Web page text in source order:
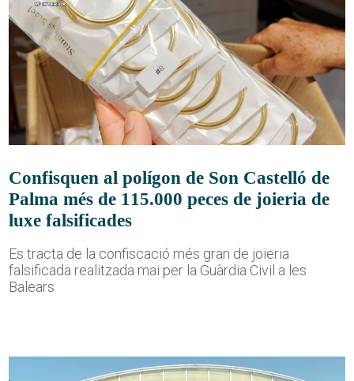
Confisquen al polígon de Son Castelló de
Palma més de 115.000 peces de joieria de
luxe falsificades
Es tracta de la confiscació més gran de joieria
falsificada realitzada mai per la Guàrdia Civil a les
Balears